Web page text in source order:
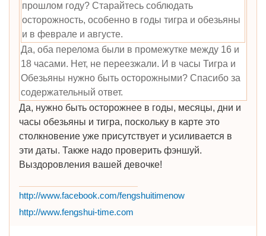
прошлом году? Старайтесь соблюдать
осторожность, особенно в годы тигра и обезьяны
и в феврале и августе.
Да, оба перелома были в промежутке между 16 и
18 часами. Нет, не переезжали. И в часы Тигра и
Обезьяны нужно быть осторожными? Спасибо за
содержательный ответ.
Да, нужно быть осторожнее в годы, месяцы, дни и
часы обезьяны и тигра, поскольку в карте это
столкновение уже присутствует и усиливается в
эти даты. Также надо проверить фэншуй.
Выздоровления вашей девочке!
http://www.facebook.com/fengshuitimenow
http://www.fengshui-time.com